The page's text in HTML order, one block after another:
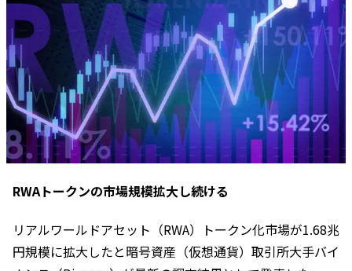
RWAトークンの市場規模拡大し続ける
リアルワールドアセット（RWA）トークン化市場が1.68兆
円規模に拡大したと暗号資産（仮想通貨）取引所大手バイ